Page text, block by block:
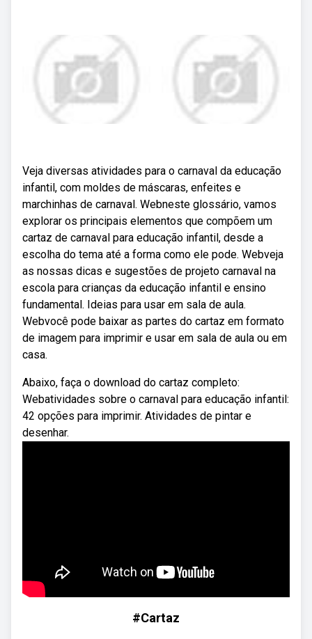
Veja diversas atividades para o carnaval da educação
infantil, com moldes de máscaras, enfeites e
marchinhas de carnaval. Webneste glossário, vamos
explorar os principais elementos que compõem um
cartaz de carnaval para educação infantil, desde a
escolha do tema até a forma como ele pode. Webveja
as nossas dicas e sugestões de projeto carnaval na
escola para crianças da educação infantil e ensino
fundamental. Ideias para usar em sala de aula.
Webvocê pode baixar as partes do cartaz em formato
de imagem para imprimir e usar em sala de aula ou em
casa.
Abaixo, faça o download do cartaz completo:
Webatividades sobre o carnaval para educação infantil:
42 opções para imprimir. Atividades de pintar e
desenhar.
#Cartaz